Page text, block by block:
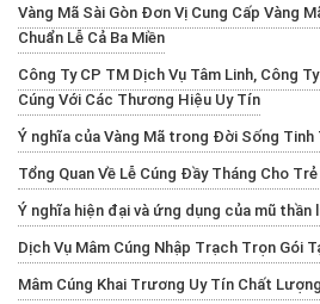
Vàng Mã Sài Gòn Đơn Vị Cung Cấp Vàng
Chuẩn Lễ Cả Ba Miền
Công Ty CP TM Dịch Vụ Tâm Linh, Công
Cúng Với Các Thương Hiệu Uy Tín
Ý nghĩa của Vàng Mã trong Đời Sống Tinh
Tổng Quan Về Lễ Cúng Đầy Tháng Cho
Ý nghĩa hiện đại và ứng dụng của mũ thần
Dịch Vụ Mâm Cúng Nhập Trạch Trọn Gói
Mâm Cúng Khai Trương Uy Tín Chất